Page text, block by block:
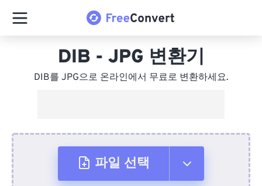
DIB - JPG 변환기
DIB를 JPG으로 온라인에서 무료로 변환하세요.
파일 선택